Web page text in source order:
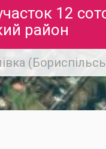
12
район